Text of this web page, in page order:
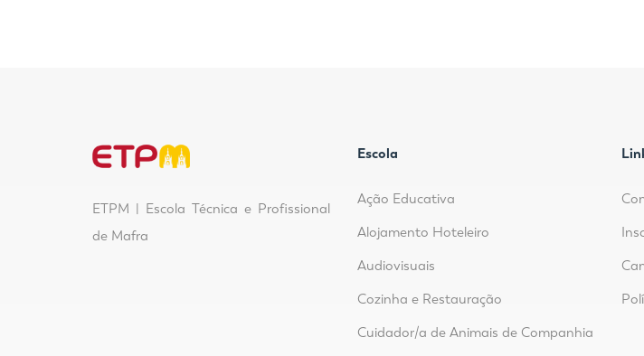
ETPM | Escola Técnica e Profissional
de Mafra
Escola
Ação Educativa
Alojamento Hoteleiro
Audiovisuais
Cozinha e Restauração
Cuidador/a de Animais de Companhia